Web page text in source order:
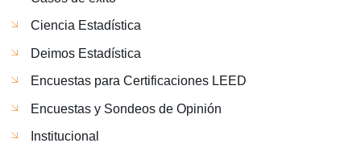
Ciencia Estadística
Deimos Estadística
Encuestas para Certificaciones LEED
Encuestas y Sondeos de Opinión
Institucional